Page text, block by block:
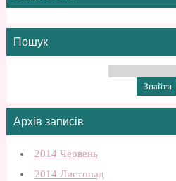
Пошук
Архів записів
2014 Червень
2014 Листопад